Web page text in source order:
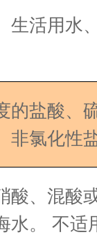
生活用水
的盐酸、
非氯化性
酸、混酸
水。 不适